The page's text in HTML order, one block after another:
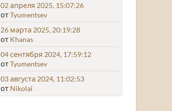
02 апреля 2025, 15:07:26
отTyumentsev
26 марта 2025, 20:19:28
от Khanas
04 сентября 2024, 17:59:12
отTyumentsev
03 августа 2024, 11:02:53
от Nikolai